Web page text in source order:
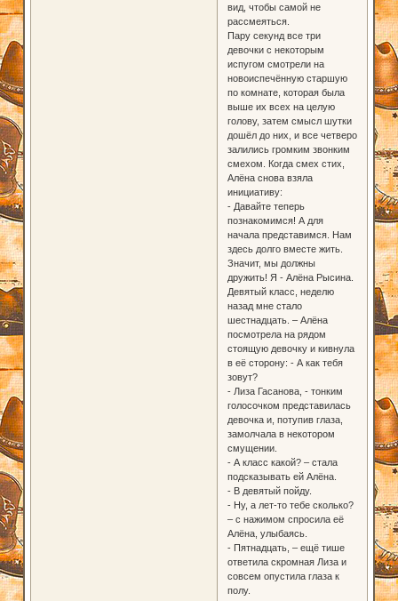
вид, чтобы самой не
рассмеяться.
Пару секунд все три
девочки с некоторым
испугом смотрели на
новоиспечённую старшую
по комнате, которая была
выше их всех на целую
голову, затем смысл шутки
дошёл до них, и все четверо
залились громким звонким
смехом. Когда смех стих,
Алёна снова взяла
инициативу:
- Давайте теперь
познакомимся! А для
начала представимся. Нам
здесь долго вместе жить.
Значит, мы должны
дружить! Я - Алёна Рысина.
Девятый класс, неделю
назад мне стало
шестнадцать. – Алёна
посмотрела на рядом
стоящую девочку и кивнула
в её сторону: - А как тебя
зовут?
- Лиза Гасанова, - тонким
голосочком представилась
девочка и, потупив глаза,
замолчала в некотором
смущении.
- А класс какой? – стала
подсказывать ей Алёна.
- В девятый пойду.
- Ну, а лет-то тебе сколько?
– с нажимом спросила её
Алёна, улыбаясь.
- Пятнадцать, – ещё тише
ответила скромная Лиза и
совсем опустила глаза к
полу.